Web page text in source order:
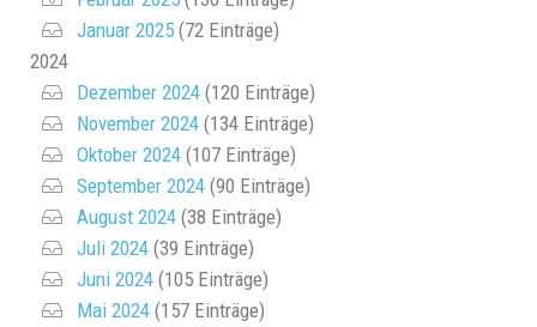
Januar 2025 (72 Einträge)
2024
Dezember 2024 (120 Einträge)
November 2024 (134 Einträge)
Oktober 2024 (107 Einträge)
September 2024 (90 Einträge)
August 2024 (38 Einträge)
Juli 2024 (39 Einträge)
Juni 2024 (105 Einträge)
Mai 2024 (157 Einträge)